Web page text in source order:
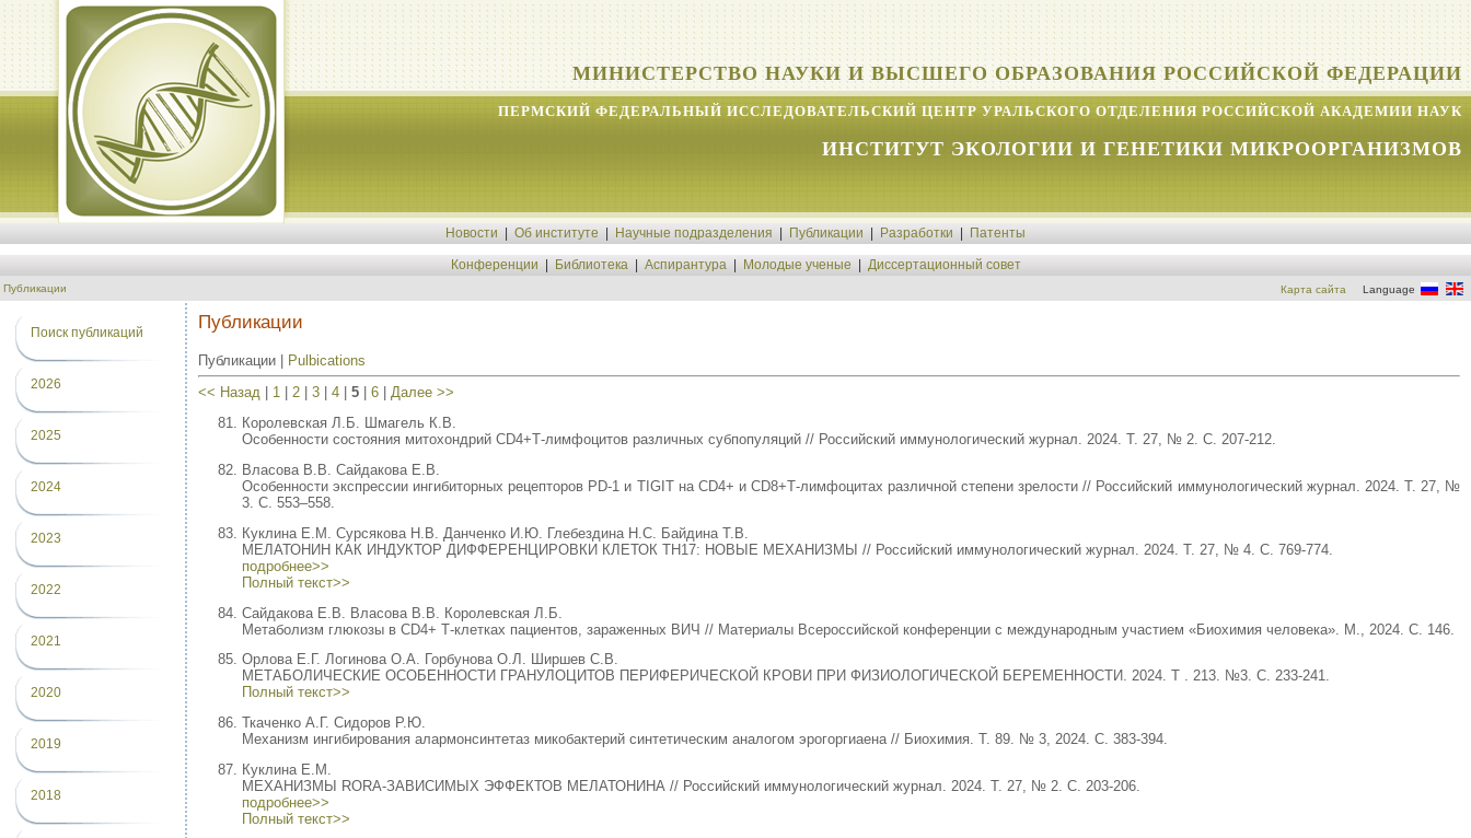
МИНИСТЕРСТВО НАУКИ И ВЫСШЕГО ОБРАЗОВАНИЯ РОССИЙСКОЙ ФЕДЕРАЦИИ
ПЕРМСКИЙ ФЕДЕРАЛЬНЫЙ ИССЛЕДОВАТЕЛЬСКИЙ ЦЕНТР УРАЛЬСКОГО ОТДЕЛЕНИЯ РОССИЙСКОЙ АКАДЕМИИ НАУК
ИНСТИТУТ ЭКОЛОГИИ И ГЕНЕТИКИ МИКРООРГАНИЗМОВ
Новости Об институте Научные подразделения Публикации Разработки Патенты
Конференции Библиотека Аспирантура Молодые ученые Диссертационный совет
Публикации Карта сайта Language
Поиск публикаций
2026
2025
2024
2023
2022
2021
2020
2019
2018
Публикации
Публикации | Pulbications
<< Назад
1 2 3 4 5 6
Далее >>
Королевская Л.Б. Шмагель К.В.
Особенности состояния митохондрий CD4+Т-лимфоцитов различных субпопуляций // Российский иммунологический журнал. 2024. Т. 27, № 2. С. 207-212.
Власова В.В. Сайдакова Е.В.
Особенности экспрессии ингибиторных рецепторов PD-1 и TIGIT на CD4+ и CD8+Т-лимфоцитах различной степени зрелости // Российский иммунологический журнал. 2024. Т. 27, №
3. С. 553–558.
Куклина Е.М. Сурсякова Н.В. Данченко И.Ю. Глебездина Н.С. Байдина Т.В.
МЕЛАТОНИН КАК ИНДУКТОР ДИФФЕРЕНЦИРОВКИ КЛЕТОК TH17: НОВЫЕ МЕХАНИЗМЫ // Российский иммунологический журнал. 2024. Т. 27, № 4. С. 769-774.
подробнее>>
Полный текст>>
Сайдакова Е.В. Власова В.В. Королевская Л.Б.
Метаболизм глюкозы в CD4+ Т-клетках пациентов, зараженных ВИЧ // Материалы Всероссийской конференции с международным участием «Биохимия человека». М., 2024. С. 146.
Орлова Е.Г. Логинова О.А. Горбунова О.Л. Ширшев С.В.
МЕТАБОЛИЧЕСКИЕ ОСОБЕННОСТИ ГРАНУЛОЦИТОВ ПЕРИФЕРИЧЕСКОЙ КРОВИ ПРИ ФИЗИОЛОГИЧЕСКОЙ БЕРЕМЕННОСТИ. 2024. Т . 213. №3. С. 233-241.
Полный текст>>
Ткаченко А.Г. Сидоров Р.Ю.
Механизм ингибирования алармонсинтетаз микобактерий синтетическим аналогом эрогоргиаена // Биохимия. Т. 89. № 3, 2024. С. 383-394.
Куклина Е.М.
МЕХАНИЗМЫ RORΑ-ЗАВИСИМЫХ ЭФФЕКТОВ МЕЛАТОНИНА // Российский иммунологический журнал. 2024. Т. 27, № 2. С. 203-206.
подробнее>>
Полный текст>>